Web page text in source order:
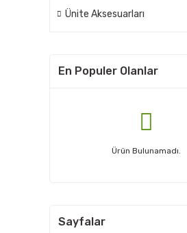
Ünite Aksesuarları
En Populer Olanlar
Ürün Bulunamadı.
Sayfalar